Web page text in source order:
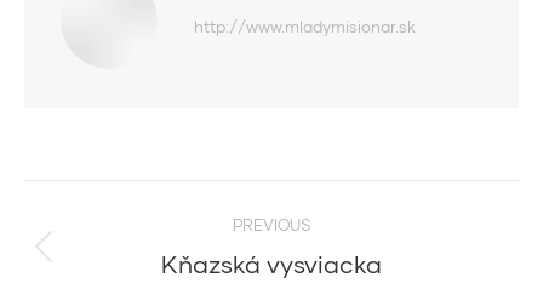
http://www.mladymisionar.sk
navigation
PREVIOUS
Previous
Kňazská vysviacka